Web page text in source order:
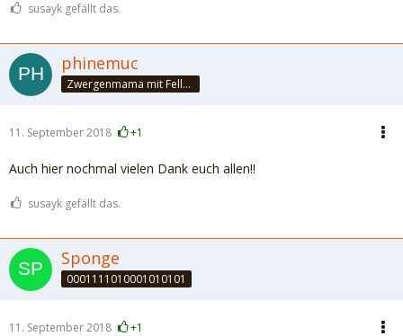
susayk gefällt das.
phinemuc
Zwergenmama mit Fellnasen
11. September 2018 +1
Auch hier nochmal vielen Dank euch allen!!
susayk gefällt das.
Sponge
0001111010001010101
11. September 2018 +1